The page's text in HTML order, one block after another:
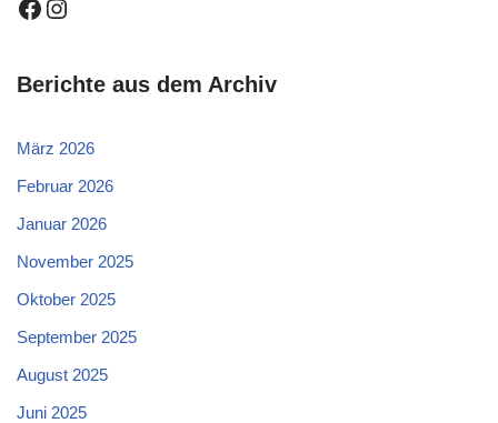
Berichte aus dem Archiv
März 2026
Februar 2026
Januar 2026
November 2025
Oktober 2025
September 2025
August 2025
Juni 2025